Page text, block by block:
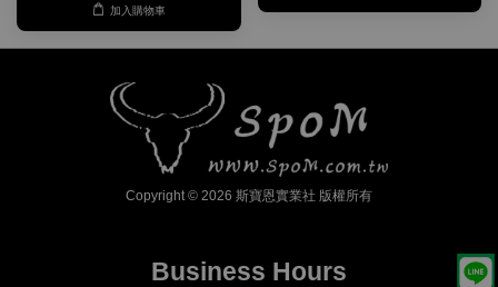
加入購物車
Copyright © 2026 斯寶恩實業社 版權所有
Business Hours